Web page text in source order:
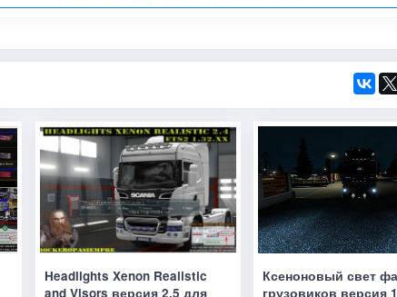
Headlights Xenon Realistic
and Visors версия 2.5 для
Ксеноновый свет
грузовиков версия